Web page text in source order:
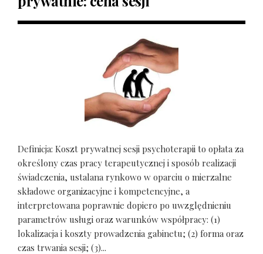
Definicja: Koszt prywatnej sesji psychoterapii to opłata za
określony czas pracy terapeutycznej i sposób realizacji
świadczenia, ustalana rynkowo w oparciu o mierzalne
składowe organizacyjne i kompetencyjne, a
interpretowana poprawnie dopiero po uwzględnieniu
parametrów usługi oraz warunków współpracy: (1)
lokalizacja i koszty prowadzenia gabinetu; (2) forma oraz
czas trwania sesji; (3)...